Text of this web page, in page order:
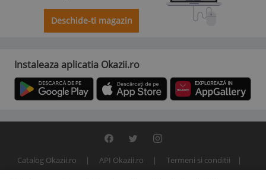
Deschide-ti magazin
Instaleaza aplicatia Okazii.ro
Catalog Okazii.ro API Okazii.ro
Termeni si conditii